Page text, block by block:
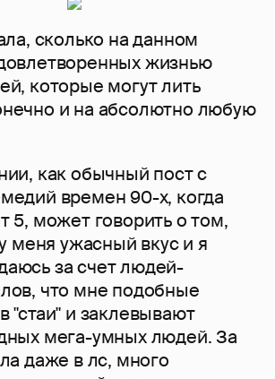
сколько на данном
жизнью
которые могут лить
и на абсолютно любую
как обычный пост с
времен 90-х, когда
5, может говорить о том,
меня ужасный вкус и я
за счет людей-
что мне подобные
"стаи" и заклевывают
мега-умных людей. За
даже в лс, много